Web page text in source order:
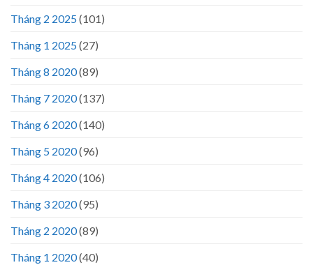
Tháng 2 2025(101)
Tháng 1 2025(27)
Tháng 8 2020(89)
Tháng 7 2020(137)
Tháng 6 2020(140)
Tháng 5 2020(96)
Tháng 4 2020(106)
Tháng 3 2020(95)
Tháng 2 2020(89)
Tháng 1 2020(40)